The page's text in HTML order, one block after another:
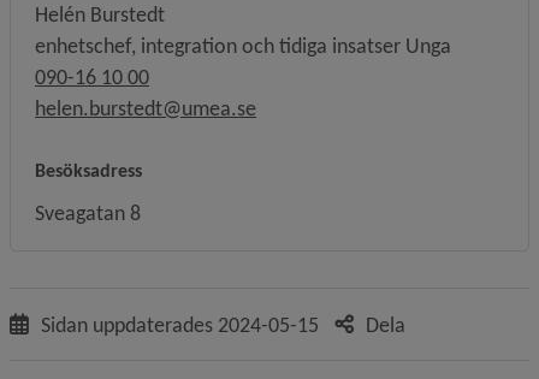
Helén Burstedt
enhetschef, integration och tidiga insatser Unga
090-16 10 00
helen.burstedt@umea.se
Besöksadress
Sveagatan 8
Sidan uppdaterades 2024-05-15 Dela